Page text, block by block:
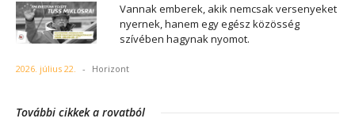
Vannak emberek, akik nemcsak versenyeket
nyernek, hanem egy egész közösség
szívében hagynak nyomot.
2026. július 22. - Horizont
További cikkek a rovatból